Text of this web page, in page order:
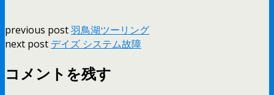
previous post羽鳥湖ツーリング
next post デイズ システム故障
コメントを残す